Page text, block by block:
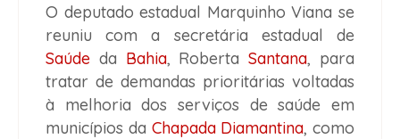
O deputado estadual Marquinho Viana se
reuniu com a secretária estadual de
Saúde da Bahia, RobertaSantana, para
tratar de demandas prioritárias voltadas
à melhoria dos serviços de saúde em
municípios da Chapada Diamantina, como